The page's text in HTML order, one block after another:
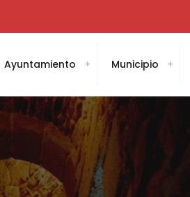
Ayuntamiento Municipio